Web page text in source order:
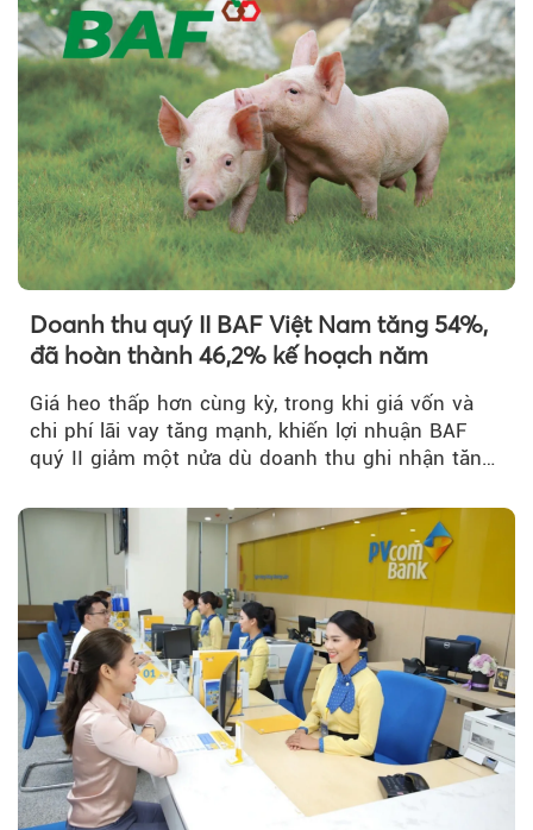
Doanh thu quý II BAF Việt Nam tăng 54%,
đã hoàn thành 46,2% kế hoạch năm
Giá heo thấp hơn cùng kỳ, trong khi giá vốn và
chi phí lãi vay tăng mạnh, khiến lợi nhuận BAF
quý II giảm một nửa dù doanh thu ghi nhận tăng